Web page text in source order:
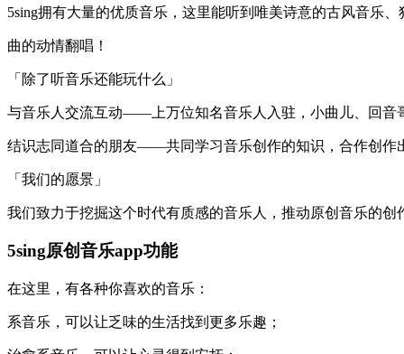
5sing拥有大量的优质音乐，这里能听到唯美诗意的古风音乐
曲的动情翻唱！
「除了听音乐还能玩什么」
与音乐人交流互动——上万位知名音乐人入驻，小曲儿、回音
结识志同道合的朋友——共同学习音乐创作的知识，合作创作
「我们的愿景」
我们致力于挖掘这个时代有质感的音乐人，推动原创音乐的
5sing原创音乐app功能
在这里，有各种你喜欢的音乐：
系音乐，可以让乏味的生活找到更多乐趣；